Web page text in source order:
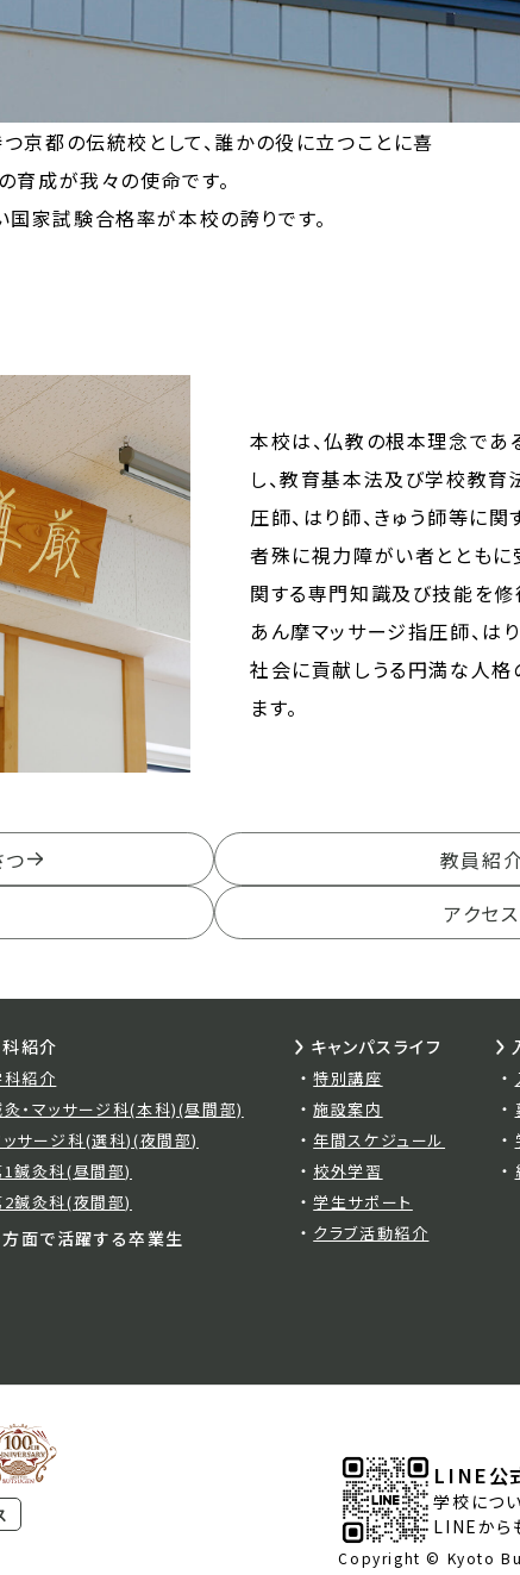
都の伝統校として、誰かの役に立つことに喜
育成が我々の使命です。
家試験合格率が本校の誇りです。
本校は、仏教の根本理念であ
し、教育基本法及び学校教
圧師、はり師、きゅう師等に
者殊に視力障がい者ととも
関する専門知識及び技能を修
あん摩マッサージ指圧師、は
社会に貢献しうる円満な人格
ます。
教員紹
アクセス
紹介
科紹介
・マッサージ科(本科)(昼間部)
ッサージ科(選科)(夜間部)
1鍼灸科(昼間部)
2鍼灸科(夜間部)
面で活躍する卒業生
キャンパスライフ
特別講座
施設案内
年間スケジュール
校外学習
学生サポート
クラブ活動紹介
LINE公
学校につ
LINEから
Copyright © Kyoto